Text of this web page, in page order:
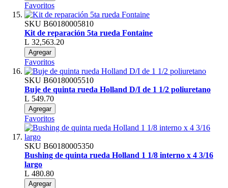
Favoritos
SKU B60180005810
Kit de reparación 5ta rueda Fontaine
L 32,563.20
Agregar
Favoritos
SKU B60180005510
Buje de quinta rueda Holland D/I de 1 1/2 poliuretano
L 549.70
Agregar
Favoritos
SKU B60180005350
Bushing de quinta rueda Holland 1 1/8 interno x 4 3/16
largo
L 480.80
Agregar